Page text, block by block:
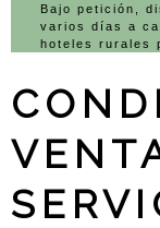
Bajo petición,
varios días a
hoteles rurales